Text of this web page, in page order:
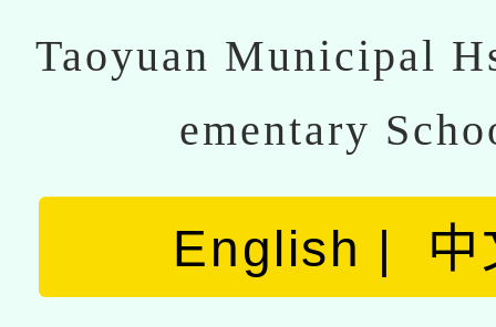
Taoyuan Municipal
ementary
English 中